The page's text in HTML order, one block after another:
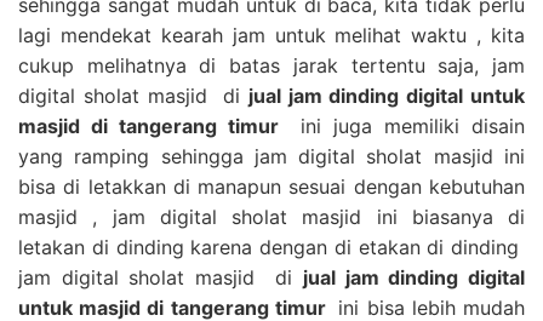
lagi mendekat kearah jam untuk melihat waktu , kita
cukup melihatnya di batas jarak tertentu saja, jam
digital sholat masjid di jual jam dinding digital untuk
masjid di tangerang timur ini juga memiliki disain
yang ramping sehingga jam digital sholat masjid ini
bisa di letakkan di manapun sesuai dengan kebutuhan
masjid , jam digital sholat masjid ini biasanya di
letakan di dinding karena dengan di etakan di dinding
jam digital sholat masjid di jual jam dinding digital
untuk masjid di tangerang timur ini bisa lebih mudah